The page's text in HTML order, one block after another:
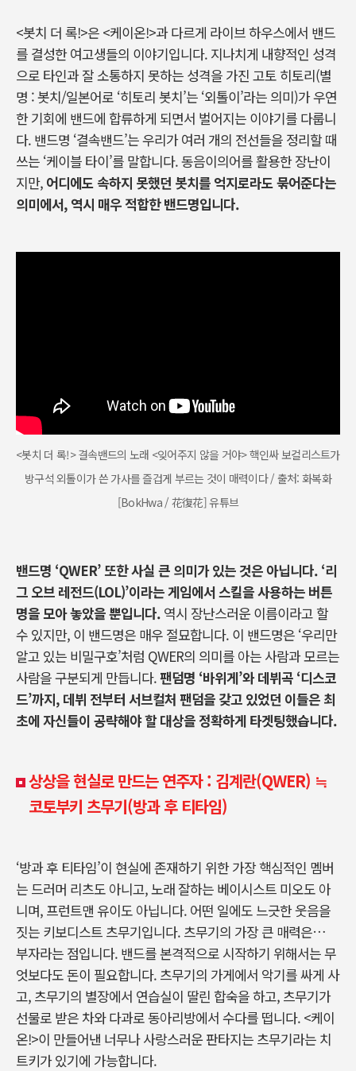
<봇치 더 록!>은 <케이온!>과 다르게 라이브 하우스에서 밴드
를 결성한 여고생들의 이야기입니다. 지나치게 내향적인 성격
으로 타인과 잘 소통하지 못하는 성격을 가진 고토 히토리(별
명 : 봇치/일본어로 ‘히토리 봇치’는 ‘외톨이’라는 의미)가 우연
한 기회에 밴드에 합류하게 되면서 벌어지는 이야기를 다룹니
다. 밴드명 ‘결속밴드’는 우리가 여러 개의 전선들을 정리할 때
쓰는 ‘케이블 타이’를 말합니다. 동음이의어를 활용한 장난이
지만, 어디에도 속하지 못했던 봇치를 억지로라도 묶어준다는
의미에서, 역시 매우 적합한 밴드명입니다.
<봇치 더 록!> 결속밴드의 노래 <잊어주지 않을 거야> 핵인싸 보컬리스트가
방구석 외톨이가 쓴 가사를 즐겁게 부르는 것이 매력이다 / 출처: 화복화
[BokHwa / 花復花] 유튜브
밴드명 ‘QWER’ 또한 사실 큰 의미가 있는 것은 아닙니다. ‘리
그 오브 레전드(LOL)’이라는 게임에서 스킬을 사용하는 버튼
명을 모아 놓았을 뿐입니다. 역시 장난스러운 이름이라고 할
수 있지만, 이 밴드명은 매우 절묘합니다. 이 밴드명은 ‘우리만
알고 있는 비밀구호’처럼 QWER의 의미를 아는 사람과 모르는
사람을 구분되게 만듭니다.팬덤명 ‘바위게’와 데뷔곡 ‘디스코
드’까지, 데뷔 전부터 서브컬처 팬덤을 갖고 있었던 이들은 최
초에 자신들이 공략해야 할 대상을 정확하게 타겟팅했습니다.
상상을 현실로 만드는 연주자 : 김계란(QWER) ≒
코토부키 츠무기(방과 후 티타임)
‘방과 후 티타임’이 현실에 존재하기 위한 가장 핵심적인 멤버
는 드러머 리츠도 아니고, 노래 잘하는 베이시스트 미오도 아
니며, 프런트맨 유이도 아닙니다. 어떤 일에도 느긋한 웃음을
짓는 키보디스트 츠무기입니다. 츠무기의 가장 큰 매력은…
부자라는 점입니다. 밴드를 본격적으로 시작하기 위해서는 무
엇보다도 돈이 필요합니다. 츠무기의 가게에서 악기를 싸게 사
고, 츠무기의 별장에서 연습실이 딸린 합숙을 하고, 츠무기가
선물로 받은 차와 다과로 동아리방에서 수다를 떱니다. <케이
온!>이 만들어낸 너무나 사랑스러운 판타지는 츠무기라는 치
트키가 있기에 가능합니다.